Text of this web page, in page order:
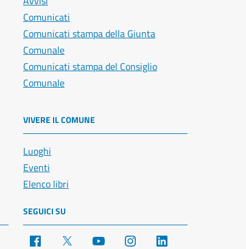
Comunicati
Comunicati stampa della Giunta
Comunale
Comunicati stampa del Consiglio
Comunale
VIVERE IL COMUNE
Luoghi
Eventi
Elenco libri
SEGUICI SU
Facebook YouTube Instagram